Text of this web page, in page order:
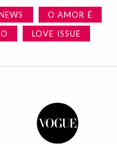
O AMOR É
LOVE ISSUE